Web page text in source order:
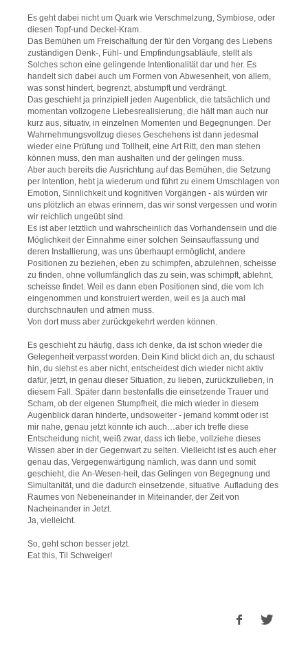
Es geht dabei nicht um Quark wie Verschmelzung, Symbiose, oder
diesen Topf-und Deckel-Kram.
Das Bemühen um Freischaltung der für den Vorgang des Liebens
zuständigen Denk-, Fühl- und Empfindungsabläufe, stellt als
Solches schon eine gelingende Intentionalität dar und her. Es
handelt sich dabei auch um Formen von Abwesenheit, von allem,
was sonst hindert, begrenzt, abstumpft und verdrängt.
Das geschieht ja prinzipiell jeden Augenblick, die tatsächlich und
momentan vollzogene Liebesrealisierung, die hält man auch nur
kurz aus, situativ, in einzelnen Momenten und Begegnungen. Der
Wahrnehmungsvollzug dieses Geschehens ist dann jedesmal
wieder eine Prüfung und Tollheit, eine Art Ritt, den man stehen
können muss, den man aushalten und der gelingen muss.
Aber auch bereits die Ausrichtung auf das Bemühen, die Setzung
per Intention, hebt ja wiederum und führt zu einem Umschlagen von
Emotion, Sinnlichkeit und kognitiven Vorgängen - als würden wir
uns plötzlich an etwas erinnern, das wir sonst vergessen und worin
wir reichlich ungeübt sind.
Es ist aber letztlich und wahrscheinlich das Vorhandensein und die
Möglichkeit der Einnahme einer solchen Seinsauffassung und
deren Installierung, was uns überhaupt ermöglicht, andere
Positionen zu beziehen, eben zu schimpfen, abzulehnen, scheisse
zu finden, ohne vollumfänglich das zu sein, was schimpft, ablehnt,
scheisse findet. Weil es dann eben Positionen sind, die vom Ich
eingenommen und konstruiert werden, weil es ja auch mal
durchschnaufen und atmen muss.
Von dort muss aber zurückgekehrt werden können.
Es geschieht zu häufig, dass ich denke, da ist schon wieder die
Gelegenheit verpasst worden. Dein Kind blickt dich an, du schaust
hin, du siehst es aber nicht, entscheidest dich wieder nicht aktiv
dafür, jetzt, in genau dieser Situation, zu lieben, zurückzulieben, in
diesem Fall. Später dann bestenfalls die einsetzende Trauer und
Scham, ob der eigenen Stumpfheit, die mich wieder in diesem
Augenblick daran hinderte, undsoweiter - jemand kommt oder ist
mir nahe, genau jetzt könnte ich auch…aber ich treffe diese
Entscheidung nicht, weiß zwar, dass ich liebe, vollziehe dieses
Wissen aber in der Gegenwart zu selten. Vielleicht ist es auch eher
genau das, Vergegenwärtigung nämlich, was dann und somit
geschieht, die An-Wesen-heit, das Gelingen von Begegnung und
Simultanität, und die dadurch einsetzende, situative Aufladung des
Raumes von Nebeneinander in Miteinander, der Zeit von
Nacheinander in Jetzt.
Ja, vielleicht.
So, geht schon besser jetzt.
Eat this, Til Schweiger!